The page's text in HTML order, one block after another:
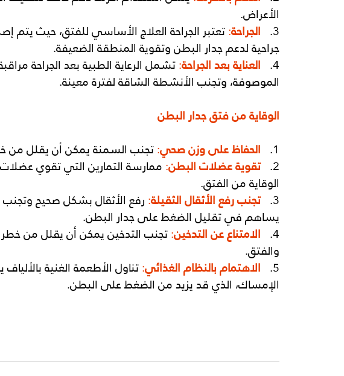
الأعراض.
3. الجراحة: تعتبر الجراحة العلاج الأساسي للفتق، حيث يتم
جراحية لدعم جدار البطن وتقوية المنطقة الضعيفة.
4. العناية بعد الجراحة: تشمل الرعاية الطبية بعد الجراحة
الموصوفة، وتجنب الأنشطة الشاقة لفترة معينة.
الوقاية من فتق جدار البطن
1.
الحفاظ على وزن صحي: تجنب السمنة يمكن أن يقلل من
2. تقوية عضلات البطن: ممارسة التمارين التي تقوي
الوقاية من الفتق.
3. تجنب رفع الأثقال الثقيلة: رفع الأثقال بشكل صحيح وتجنب
يساهم في تقليل الضغط على جدار البطن.
4. الامتناع عن التدخين: تجنب التدخين يمكن أن يقلل من خطر
والفتق.
5. الاهتمام بالنظام الغذائي: تناول الأطعمة الغنية
الإمساك، الذي قد يزيد من الضغط على البطن.